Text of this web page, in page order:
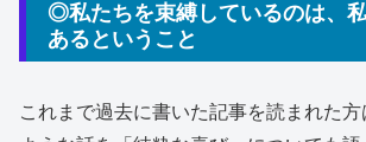
◎私たちを束縛しているのは、
あるということ
これまで過去に書いた記事を読まれた